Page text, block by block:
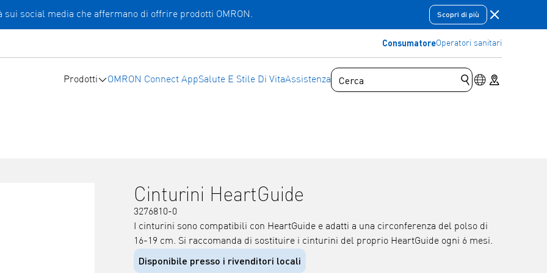
social media che affermano di offrire prodotti OMRON. Scopri di più Chiudere la
ConsumatoreOperatori sanitari
Prodotti OMRON Connect AppSalute E Stile Di VitaAssistenza
Invia la query di
Interruttore di
Store locator
Cinturini HeartGuide
3276810-0
I cinturini sono compatibili con HeartGuide e adatti a una circonferenza del polso di
16-19 cm. Si raccomanda di sostituire i cinturini del proprio HeartGuide ogni 6 mesi.
Disponibile presso i rivenditori locali